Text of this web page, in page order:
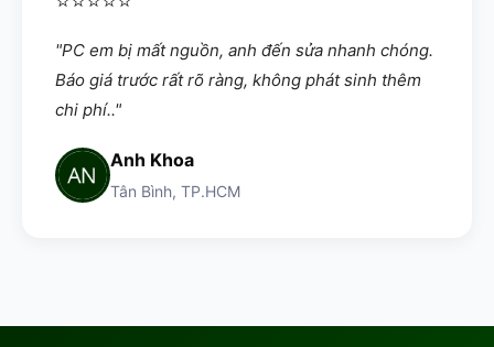
"PC em bị mất nguồn, anh đến sửa nhanh chóng.
Báo giá trước rất rõ ràng, không phát sinh thêm
chi phí.."
Anh Khoa
Tân Bình, TP.HCM